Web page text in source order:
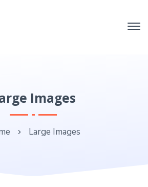
Images
Large Images